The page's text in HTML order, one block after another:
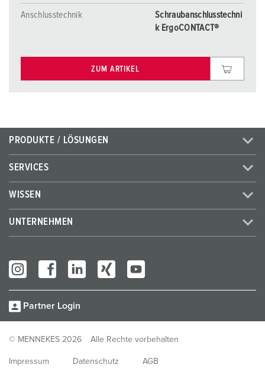
Anschlusstechnik
Schraubanschlusstechni
k ErgoCONTACT®
ZUM ARTIKEL
PRODUKTE / LÖSUNGEN
SERVICES
WISSEN
UNTERNEHMEN
Partner Login
© MENNEKES 2026 Alle Rechte vorbehalten
Impressum Datenschutz AGB